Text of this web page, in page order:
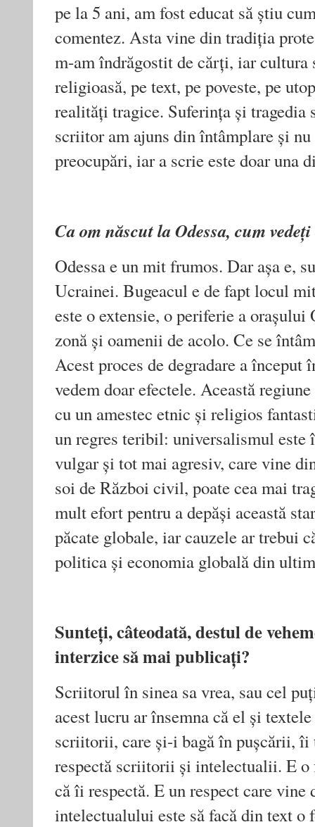
pe la 5 ani, am fost educat să știu
comentez. Asta vine din tradiția
m-am îndrăgostit de cărți, iar cultura
religioasă, pe text, pe poveste, pe
realități tragice. Suferința și tragedia
scriitor am ajuns din întâmplare și
preocupări, iar a scrie este doar una
Ca om născut la Odessa, cum
Odessa e un mit frumos. Dar așa e,
Ucrainei. Bugeacul e de fapt locul
este o extensie, o periferie a orașului
zonă și oamenii de acolo. Ce se
Acest proces de degradare a
vedem doar efectele. Această
cu un amestec etnic și religios
un regres teribil: universalismul
vulgar și tot mai agresiv, care vine
soi de Război civil, poate cea mai
mult efort pentru a depăși această
păcate globale, iar cauzele ar trebui
politica și economia globală din
Sunteți, câteodată, destul de
interzice să mai publicați?
Scriitorul în sinea sa vrea, sau cel
acest lucru ar însemna că el și
scriitorii, care și-i bagă în pușcării,
respectă scriitorii și intelectualii. E o
că îi respectă. E un respect care
intelectualului este să facă din text o